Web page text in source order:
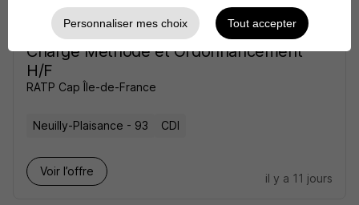
Chargé Méthode et Ordonnancement
H/F
RATP Cap Île-de-France
Neuilly-Plaisance - 93 CDI
Voir l’offre
il y a 11 jours
Personnaliser mes choix Tout accepter